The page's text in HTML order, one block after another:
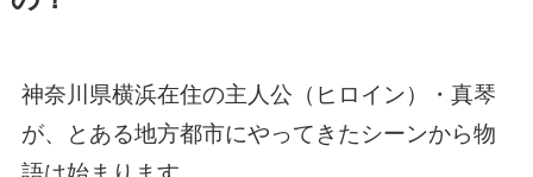
神奈川県横浜在住の主人公（ヒロイン）・真琴
が、とある地方都市にやってきたシーンから物